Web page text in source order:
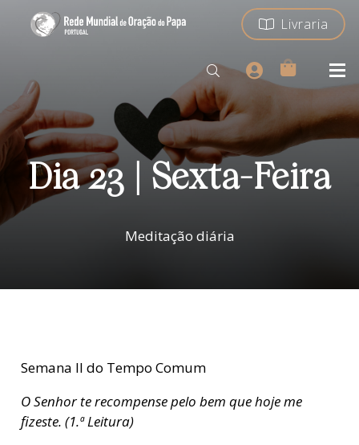
Livraria
Dia 23 | Sexta-Feira
Meditação diária
Semana II do Tempo Comum
O Senhor te recompense pelo bem que hoje me
fizeste. (1.ª Leitura)